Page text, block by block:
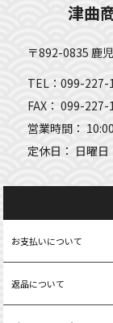
津曲
〒892-0835 鹿
TEL：099-227-
FAX： 099-227-
営業時間：
定休日： 日曜日
お支払いについて
返品について